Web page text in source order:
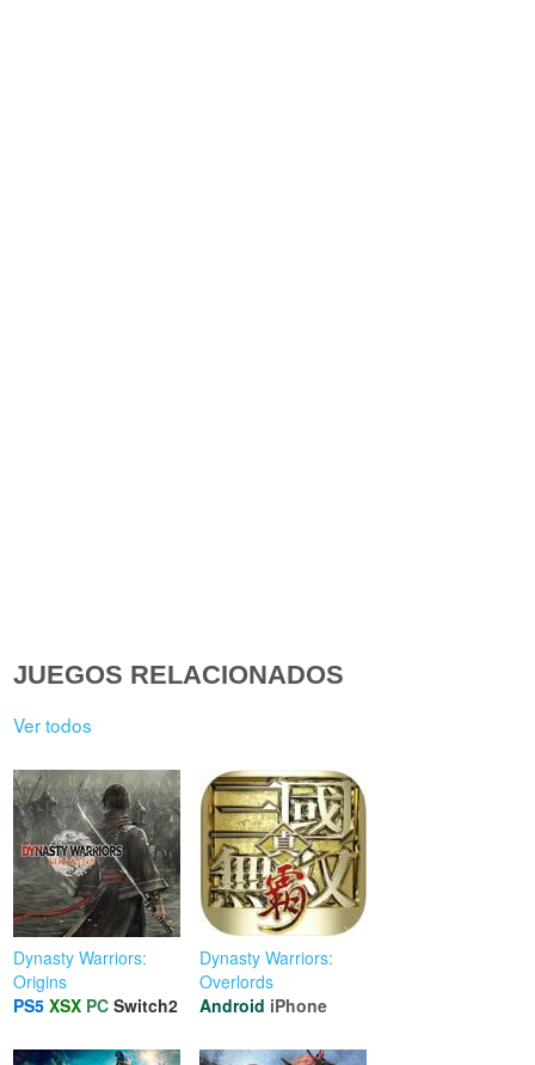
JUEGOS RELACIONADOS
Ver todos
Dynasty Warriors:
Origins
PS5 XSX PC Switch2
Dynasty Warriors:
Overlords
Android iPhone